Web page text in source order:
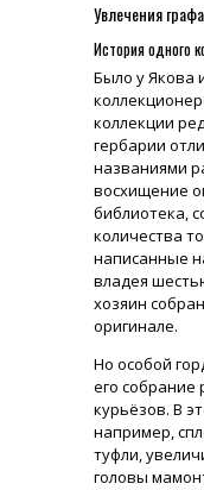
Увлечения
История одного
Было у Якова
коллекции
гербарии
названиями
восхищение
библиотека,
количества
написанные
владея
хозяин
оригинале.
Но особой
его собрание
курьёзов. В
например,
туфли,
головы